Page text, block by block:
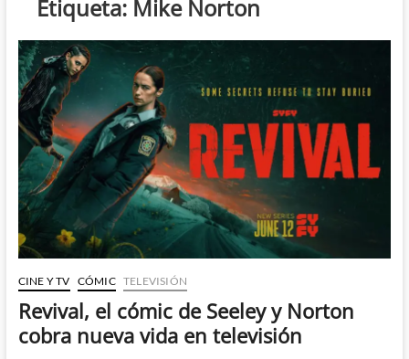
Etiqueta: Mike Norton
CINE Y TV CÓMIC TELEVISIÓN
Revival, el cómic de Seeley y Norton
cobra nueva vida en televisión